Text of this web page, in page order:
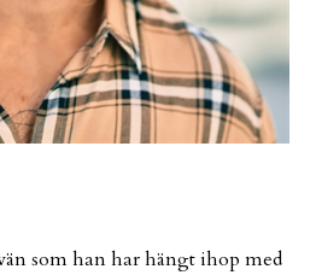
som han har hängt ihop med